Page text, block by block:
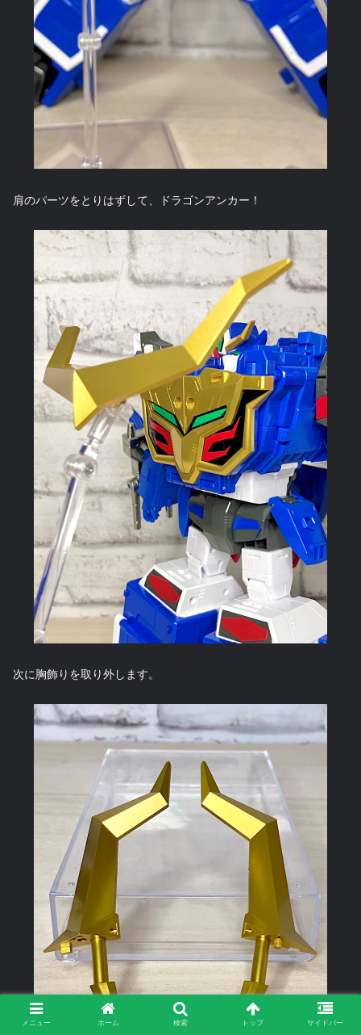
肩のパーツをとりはずして、ドラゴンアンカー！
次に胸飾りを取り外します。
メニュー ホーム 検索 トップ サイドバー